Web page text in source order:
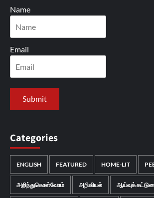
Name
Email
Categories
ENGLISH FEATURED HOME-LIT
அறிந்துகொள்வோம் அறிவியல் ஆய்வுக்